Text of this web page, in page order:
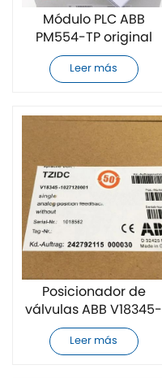
Módulo PLC ABB
PM554-TP original
nuevo
Leer más
Posicionador de
válvulas ABB V18345-
1027120001 original,
nuevo.
Leer más